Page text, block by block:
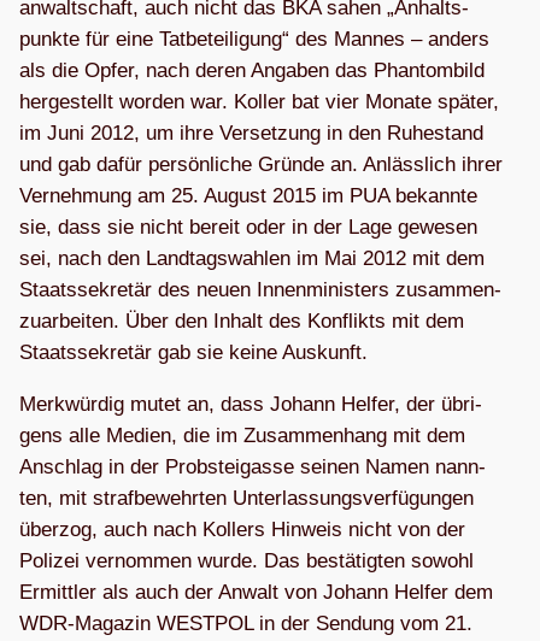
an­walt­schaft, auch nicht das BKA sahen „Anhalts­
punkte für eine Tat­be­tei­li­gung“ des Man­nes – anders
als die Opfer, nach deren Anga­ben das Phan­tom­bild
her­ge­stellt wor­den war. Kol­ler bat vier Monate spä­ter,
im Juni 2012, um ihre Ver­set­zung in den Ruhe­stand
und gab dafür per­sön­li­che Gründe an. Anläss­lich ihrer
Ver­neh­mung am 25. August 2015 im PUA bekannte
sie, dass sie nicht bereit oder in der Lage gewe­sen
sei, nach den Land­tags­wah­len im Mai 2012 mit dem
Staats­se­kre­tär des neuen Innen­mi­nis­ters zusam­men­
zu­ar­bei­ten. Über den Inhalt des Kon­flikts mit dem
Staats­se­kre­tär gab sie keine Auskunft.
Merk­wür­dig mutet an, dass Johann Hel­fer, der übri­
gens alle Medien, die im Zusam­men­hang mit dem
Anschlag in der Prob­stei­gasse sei­nen Namen nann­
ten, mit straf­be­wehr­ten Unter­las­sungs­ver­fü­gun­gen
über­zog, auch nach Kol­lers Hin­weis nicht von der
Poli­zei ver­nom­men wurde. Das bestä­tig­ten sowohl
Ermitt­ler als auch der Anwalt von Johann Hel­fer dem
WDR-Maga­zin WEST­POL in der Sen­dung vom 21.